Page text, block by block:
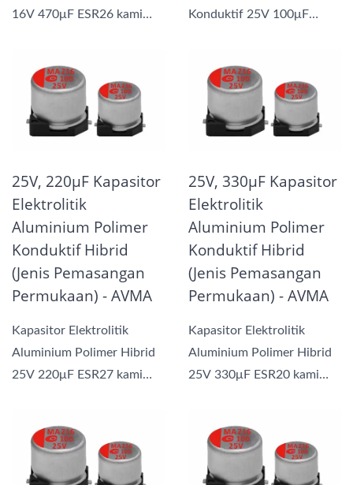
16V 470μF ESR26 kami
Konduktif 25V 100μF
25V, 220μF Kapasitor
Elektrolitik
Aluminium Polimer
Konduktif Hibrid
(Jenis Pemasangan
Permukaan) - AVMA
Kapasitor Elektrolitik
Aluminium Polimer Hibrid
25V 220μF ESR27 kami
25V, 330μF Kapasitor
Elektrolitik
Aluminium Polimer
Konduktif Hibrid
(Jenis Pemasangan
Permukaan) - AVMA
Kapasitor Elektrolitik
Aluminium Polimer Hibrid
25V 330μF ESR20 kami